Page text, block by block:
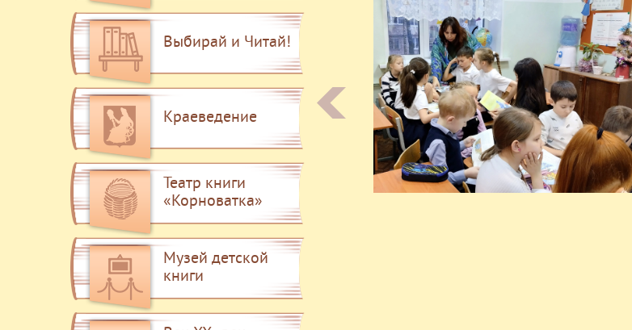
Выбирай и Читай!
Краеведение
Театр книги
«Корноватка»
Музей детской
книги